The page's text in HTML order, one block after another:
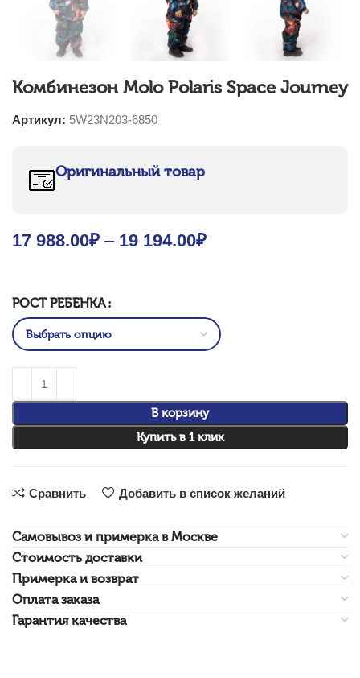
Комбинезон Molo Polaris Space Journey
Артикул: 5W23N203-6850
Оригинальный товар
17 988.00₽ – 19 194.00₽
РОСТ РЕБЕНКА
В корзину
Купить в 1 клик
Сравнить Добавить в список желаний
Самовывоз и примерка в Москве
Стоимость доставки
Примерка и возврат
Оплата заказа
Гарантия качества